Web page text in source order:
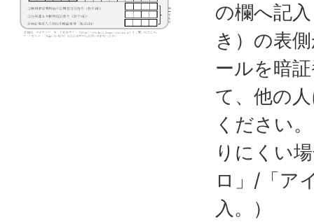
の欄へ記
き）の表
ールを暗
て、他の
ください
りにくい
ロ」/「ア
入。）